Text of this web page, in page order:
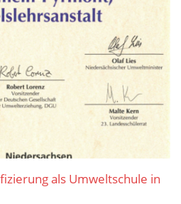
als Umweltschule in